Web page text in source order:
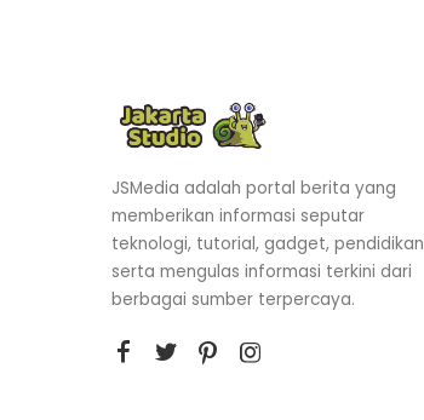
JSMedia adalah portal berita yang
memberikan informasi seputar
teknologi, tutorial, gadget, pendidikan
serta mengulas informasi terkini dari
berbagai sumber terpercaya.